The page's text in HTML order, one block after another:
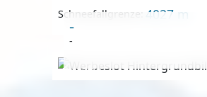
Schneefallgrenze: 4027 m
Anzeige
-
-